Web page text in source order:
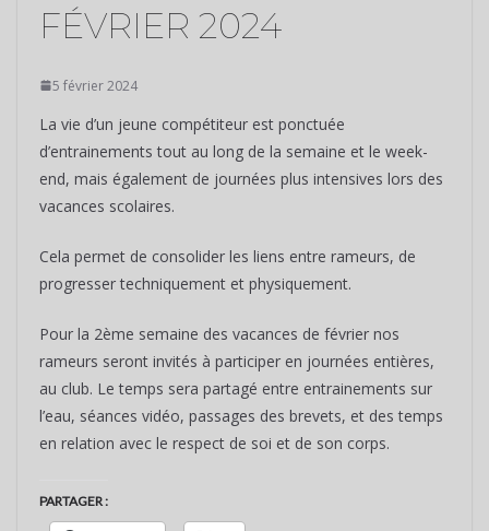
FÉVRIER 2024
5 février 2024
La vie d’un jeune compétiteur est ponctuée
d’entrainements tout au long de la semaine et le week-
end, mais également de journées plus intensives lors des
vacances scolaires.
Cela permet de consolider les liens entre rameurs, de
progresser techniquement et physiquement.
Pour la 2ème semaine des vacances de février nos
rameurs seront invités à participer en journées entières,
au club. Le temps sera partagé entre entrainements sur
l’eau, séances vidéo, passages des brevets, et des temps
en relation avec le respect de soi et de son corps.
PARTAGER :